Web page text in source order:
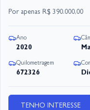
Por apenas R$ 390.000,00
Ano
2020
Quilometragem
672326
TENHO INTERESSE